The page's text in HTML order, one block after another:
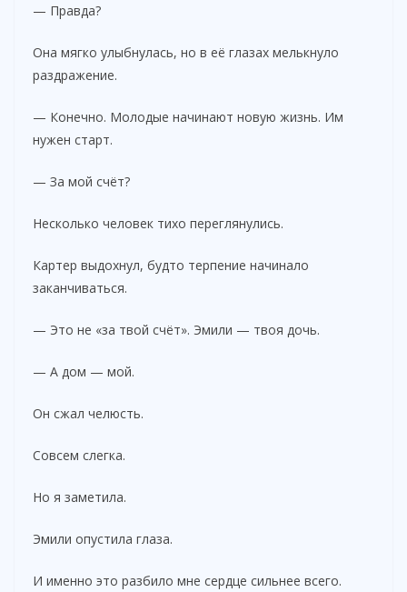
— Правда?
Она мягко улыбнулась, но в её глазах мелькнуло
раздражение.
— Конечно. Молодые начинают новую жизнь. Им
нужен старт.
— За мой счёт?
Несколько человек тихо переглянулись.
Картер выдохнул, будто терпение начинало
заканчиваться.
— Это не «за твой счёт». Эмили — твоя дочь.
— А дом — мой.
Он сжал челюсть.
Совсем слегка.
Но я заметила.
Эмили опустила глаза.
И именно это разбило мне сердце сильнее всего.